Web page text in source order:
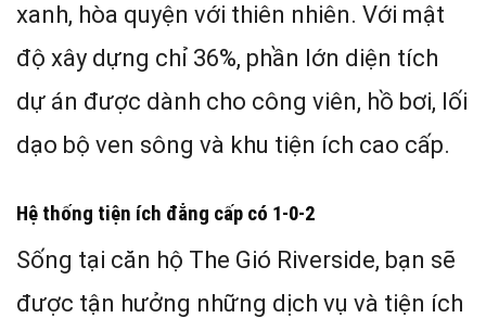
xanh, hòa quyện với thiên nhiên. Với mật
độ xây dựng chỉ 36%, phần lớn diện tích
dự án được dành cho công viên, hồ bơi, lối
dạo bộ ven sông và khu tiện ích cao cấp.
Hệ thống tiện ích đẳng cấp có 1-0-2
Sống tại căn hộ The Gió Riverside, bạn sẽ
được tận hưởng những dịch vụ và tiện ích